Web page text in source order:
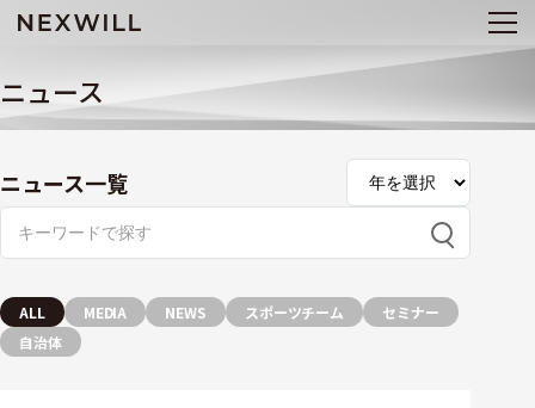
ニュース
ニュース一覧
ALL MEDIA NEWS スポーツチーム
セミナー
自治体